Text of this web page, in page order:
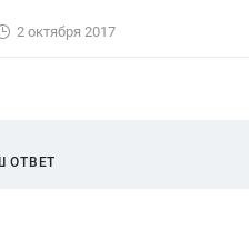
2 октября 2017
ОТВЕТ